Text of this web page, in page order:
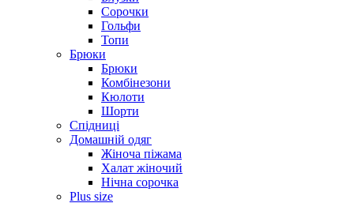
Сорочки
Гольфи
Топи
Брюки
Брюки
Комбінезони
Кюлоти
Шорти
Спідниці
Домашній одяг
Жіноча піжама
Халат жіночий
Нічна сорочка
Plus size